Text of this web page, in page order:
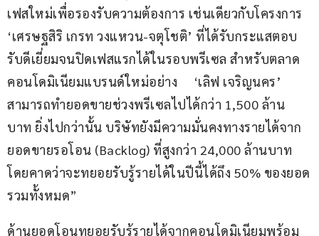
เฟสใหม่เพื่อรองรับความต้องการ เช่นเดียวกับโครงการ
‘เศรษฐสิริ เกรท วงแหวน-จตุโชติ’ ที่ได้รับกระแสตอบ
รับดีเยี่ยมจนปิดเฟสแรกได้ในรอบพรีเซล สำหรับตลาด
คอนโดมิเนียมแบรนด์ใหม่อย่าง     ‘เลิฟ เจริญนคร’
สามารถทำยอดขายช่วงพรีเซลไปได้กว่า 1,500 ล้าน
บาท ยิ่งไปกว่านั้น บริษัทยังมีความมั่นคงทางรายได้จาก
ยอดขายรอโอน (Backlog) ที่สูงกว่า 24,000 ล้านบาท
โดยคาดว่าจะทยอยรับรู้รายได้ในปีนี้ได้ถึง 50% ของยอด
รวมทั้งหมด”
ด้านยอดโอนทยอยรับรู้รายได้จากคอนโดมิเนียมพร้อม